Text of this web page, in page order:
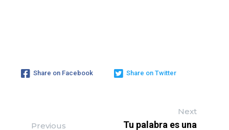
Share on Facebook Share on Twitter
Previous
Next
Tu palabra es una